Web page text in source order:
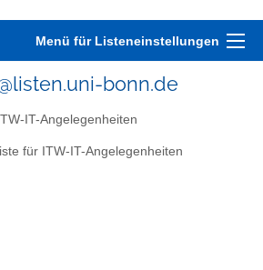
Menü für Listeneinstellungen
bonn.de
IT-Angelegenheiten
für ITW-IT-Angelegenheiten